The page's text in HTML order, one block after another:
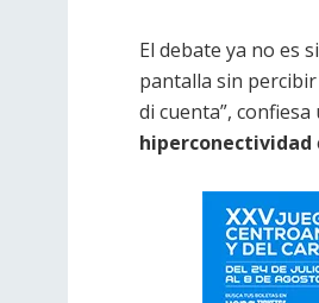
El debate ya no es
pantalla sin
di cuenta”,
hiperconectividad